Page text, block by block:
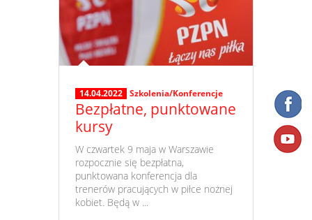
14.04.2022 Szkolenia/Konferencje
Bezpłatne, punktowane
kursy
​ W czwartek 9 maja w Warszawie
rozpocznie się bezpłatna,
punktowana konferencja dla
trenerów pracujących w piłce nożnej
kobiet. Będą w ...